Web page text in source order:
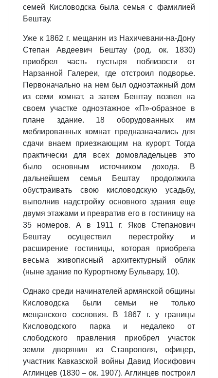
семей Кисловодска была семья с фамилией
Бештау.
Уже к 1862 г. мещанин из Нахичевани-на-Дону
Степан Авдеевич Бештау (род. ок. 1830)
приобрел часть пустыря поблизости от
Нарзанной Галереи, где отстроил подворье.
Первоначально на нем был одноэтажный дом
из семи комнат, а затем Бештау возвел на
своем участке одноэтажное «П»-образное в
плане здание. 18 оборудованных им
меблированных комнат предназначались для
сдачи внаем приезжающим на курорт. Тогда
практически для всех домовладельцев это
было основным источником дохода. В
дальнейшем семья Бештау продолжила
обустраивать свою кисловодскую усадьбу,
выполнив надстройку основного здания еще
двумя этажами и превратив его в гостиницу на
35 номеров. А в 1911 г. Яков Степанович
Бештау осуществил перестройку и
расширение гостиницы, которая приобрела
весьма живописный архитектурный облик
(ныне здание по Курортному Бульвару, 10).
Однако среди начинателей армянской общины
Кисловодска были семьи не только
мещанского сословия. В 1867 г. у границы
Кисловодского парка и недалеко от
слободского правления приобрел участок
земли дворянин из Ставрополя, офицер,
участник Кавказской войны Давид Иосифович
Аглинцев (1830 – ок. 1907). Аглинцев построил